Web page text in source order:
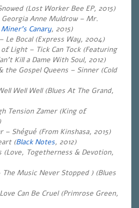
(Lost Worker Bee EP, 2015)
Anne Muldrow – Mr.
Canary, 2015)
Le Bocal (Express Way, 2004)
Light – Tick Can Tock (Featuring
Kill a Dame With Soul, 2012)
the Gospel Queens – Sinner (Cold
Well Well (Blues At The Grand,
Tension Zamer (King of
– Shégué (From Kinshasa, 2015)
(Black Notes, 2012)
(Love, Togetherness & Devotion,
Music Never Stopped ) (Blues
Can Be Cruel (Primrose Green,